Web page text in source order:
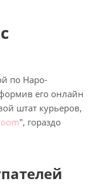
по Наро-
его онлайн
штат курьеров,
", гораздо